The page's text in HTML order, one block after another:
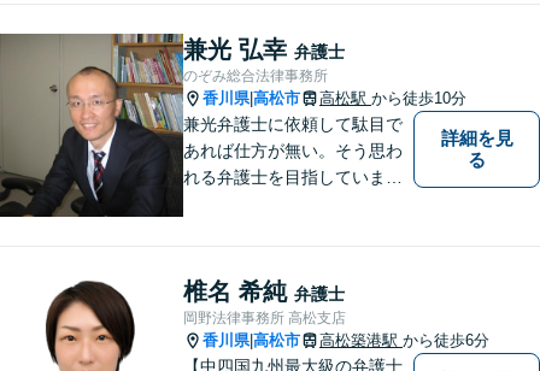
高いリーガルサービスをご提
供します。
兼光 弘幸 弁護士
のぞみ総合法律事務所
香川県|高松市 高松駅 から徒歩10分
兼光弁護士に依頼して駄目で
あれば仕方が無い。そう思わ
れる弁護士を目指していま
詳細を見
る
椎名 希純 弁護士
岡野法律事務所 高松支店
香川県|高松市 高松築港駅 から徒歩6分
【中四国九州最大級の弁護士